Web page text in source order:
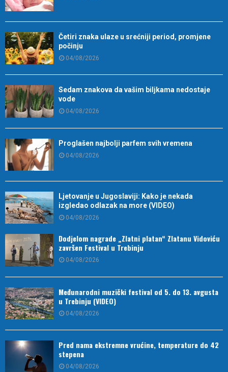
Četiri znaka ulaze u srećniji period, promjene
počinju
04/08/2026
Sedam znakova da vašim biljkama nedostaje
vode
04/08/2026
Proglašen najbolji parfem svih vremena
04/08/2026
Ljetovanje u Jugoslaviji: Kako je nekada
izgledao odlazak na more (VIDEO)
04/08/2026
Dodjelom nagrade „Zlatni platan“ Zlatanu Vidoviću
završen Festival u Trebinju
04/08/2026
Međunarodni muzički festival od 5. do 13. avgusta
u Trebinju (VIDEO)
04/08/2026
Pred nama ekstremne vrućine, temperature do 42
stepena
04/08/2026